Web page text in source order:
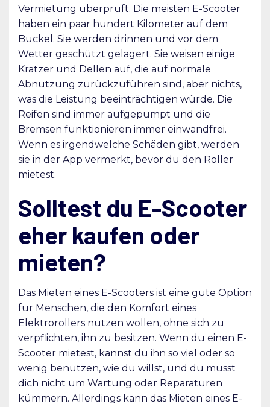
Vermietung überprüft. Die meisten E-Scooter
haben ein paar hundert Kilometer auf dem
Buckel. Sie werden drinnen und vor dem
Wetter geschützt gelagert. Sie weisen einige
Kratzer und Dellen auf, die auf normale
Abnutzung zurückzuführen sind, aber nichts,
was die Leistung beeinträchtigen würde. Die
Reifen sind immer aufgepumpt und die
Bremsen funktionieren immer einwandfrei.
Wenn es irgendwelche Schäden gibt, werden
sie in der App vermerkt, bevor du den Roller
mietest.
Solltest du E-Scooter
eher kaufen oder
mieten?
Das Mieten eines E-Scooters ist eine gute Option
für Menschen, die den Komfort eines
Elektrorollers nutzen wollen, ohne sich zu
verpflichten, ihn zu besitzen. Wenn du einen E-
Scooter mietest, kannst du ihn so viel oder so
wenig benutzen, wie du willst, und du musst
dich nicht um Wartung oder Reparaturen
kümmern. Allerdings kann das Mieten eines E-